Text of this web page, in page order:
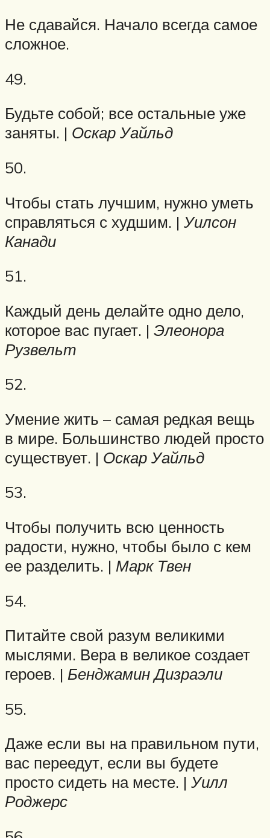
Не сдавайся. Начало всегда самое
сложное.
49.
Будьте собой; все остальные уже
заняты. | Оскар Уайльд
50.
Чтобы стать лучшим, нужно уметь
справляться с худшим. | Уилсон
Канади
51.
Каждый день делайте одно дело,
которое вас пугает. | Элеонора
Рузвельт
52.
Умение жить – самая редкая вещь
в мире. Большинство людей просто
существует. | Оскар Уайльд
53.
Чтобы получить всю ценность
радости, нужно, чтобы было с кем
ее разделить. | Марк Твен
54.
Питайте свой разум великими
мыслями. Вера в великое создает
героев. | Бенджамин Дизраэли
55.
Даже если вы на правильном пути,
вас переедут, если вы будете
просто сидеть на месте. | Уилл
Роджерс